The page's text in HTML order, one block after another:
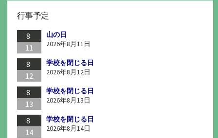
行事予定
8
11
山の日
2026年8月11日
8
12
学校を閉じる日
2026年8月12日
8
13
学校を閉じる日
2026年8月13日
8
14
学校を閉じる日
2026年8月14日